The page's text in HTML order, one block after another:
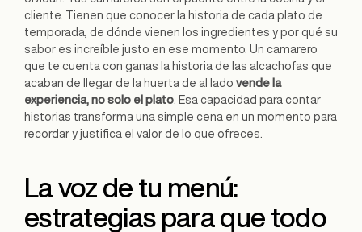
cliente. Tienen que conocer la historia de cada plato de
temporada, de dónde vienen los ingredientes y por qué su
sabor es increíble justo en ese momento. Un camarero
que te cuenta con ganas la historia de las alcachofas que
acaban de llegar de la huerta de al lado vende la
experiencia, no solo el plato. Esa capacidad para contar
historias transforma una simple cena en un momento para
recordar y justifica el valor de lo que ofreces.
La voz de tu menú:
estrategias para que todo